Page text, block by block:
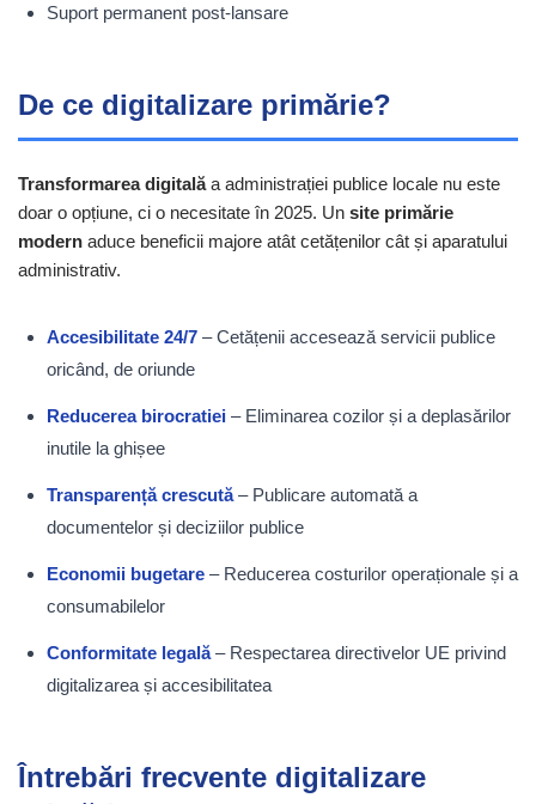
Suport permanent post-lansare
De ce digitalizare primărie?
Transformarea digitalăa administrației publice locale nu este
doar o opțiune, ci o necesitate în 2025. Un site primărie
modern aduce beneficii majore atât cetățenilor cât și aparatului
administrativ.
Accesibilitate 24/7 – Cetățenii accesează servicii publice
oricând, de oriunde
Reducerea birocratiei – Eliminarea cozilor și a deplasărilor
inutile la ghișee
Transparență crescută– Publicare automată a
documentelor și deciziilor publice
Economii bugetare – Reducerea costurilor operaționale și a
consumabilelor
Conformitate legală– Respectarea directivelor UE privind
digitalizarea și accesibilitatea
Întrebări frecvente digitalizare